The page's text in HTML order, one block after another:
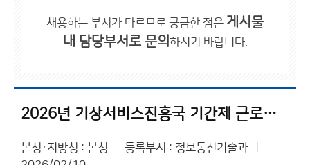
채용하는 부서가 다르므로 궁금한 점은 게시물
내 담당부서로 문의 하시기 바랍니다.
2026년 기상서비스진흥국 기간제 근로자 채용 서류전형 결과 및 면접전형 일정 공고
본청·지방청 : 본청
등록부서 : 정보통신기술과